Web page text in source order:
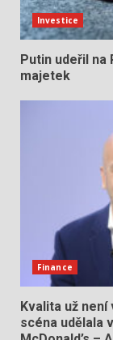
Investice
Putin udeřil na
majetek
Finance
Kvalita už
scéna udělala